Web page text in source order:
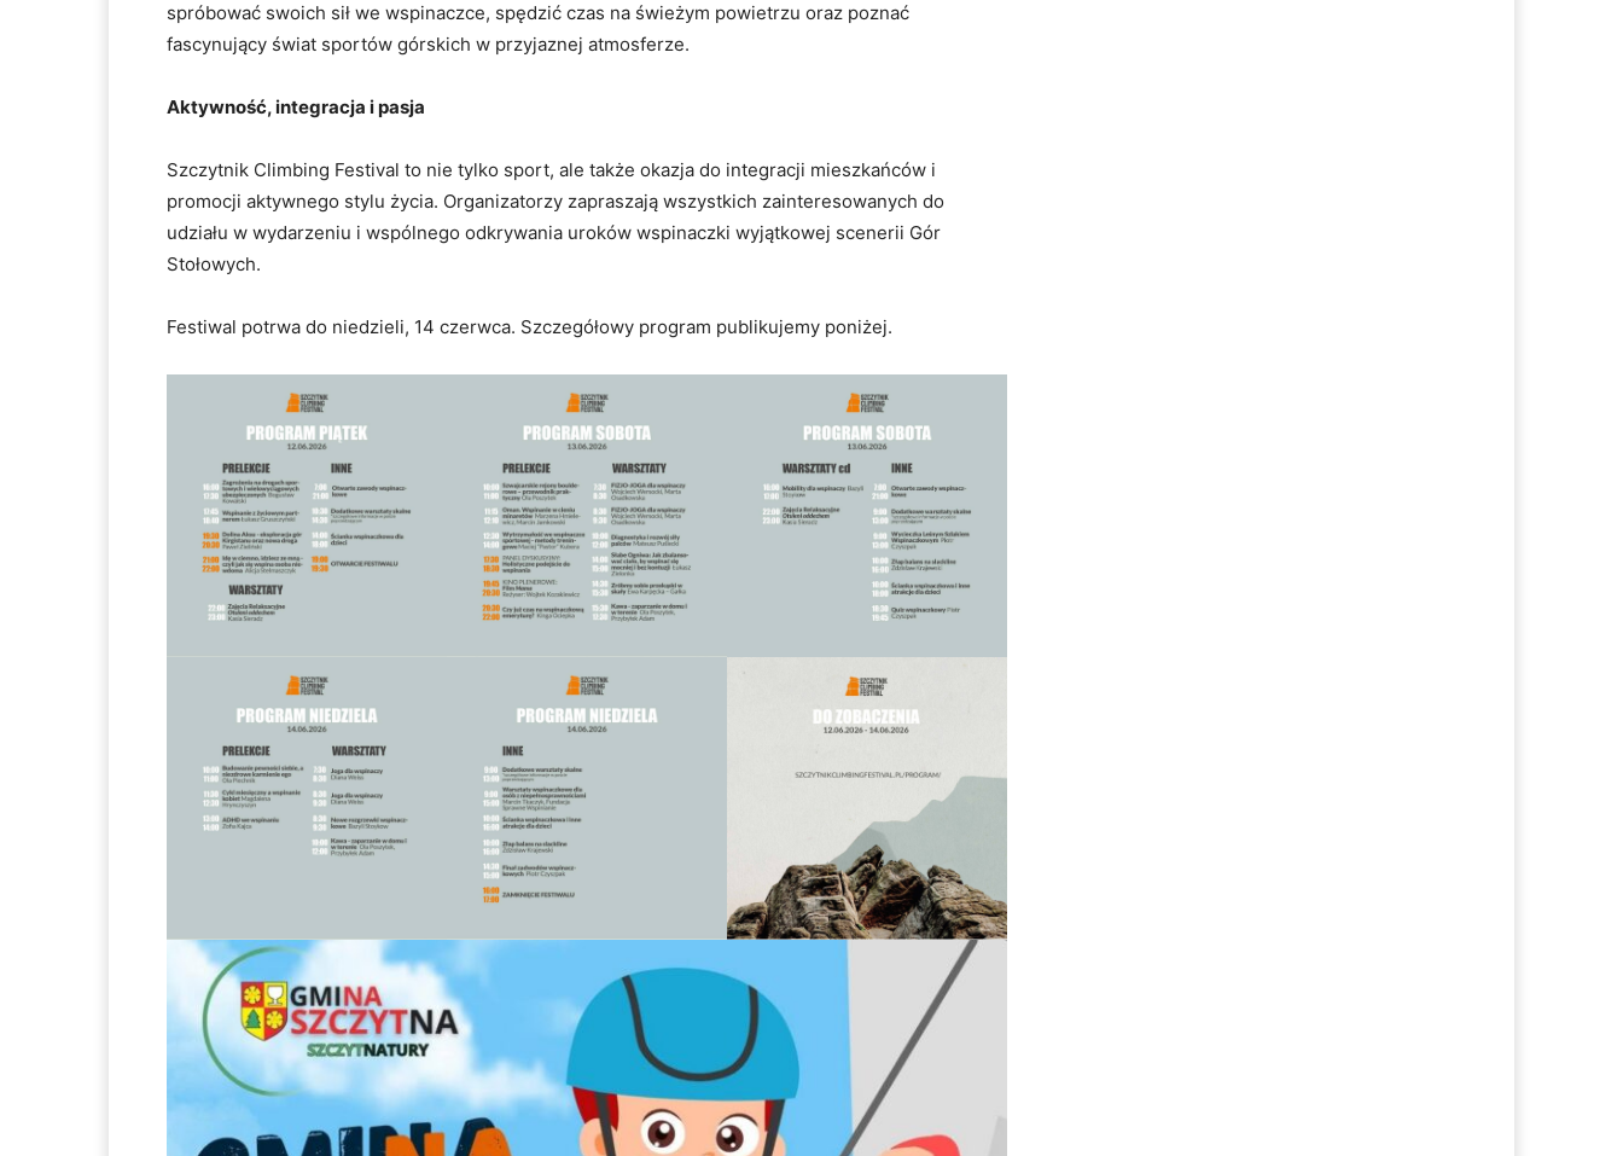
spróbować swoich sił we wspinaczce, spędzić czas na świeżym powietrzu oraz poznać
fascynujący świat sportów górskich w przyjaznej atmosferze.
Aktywność, integracja i pasja
Szczytnik Climbing Festival to nie tylko sport, ale także okazja do integracji mieszkańców i
promocji aktywnego stylu życia. Organizatorzy zapraszają wszystkich zainteresowanych do
udziału w wydarzeniu i wspólnego odkrywania uroków wspinaczki wyjątkowej scenerii Gór
Stołowych.
Festiwal potrwa do niedzieli, 14 czerwca. Szczegółowy program publikujemy poniżej.